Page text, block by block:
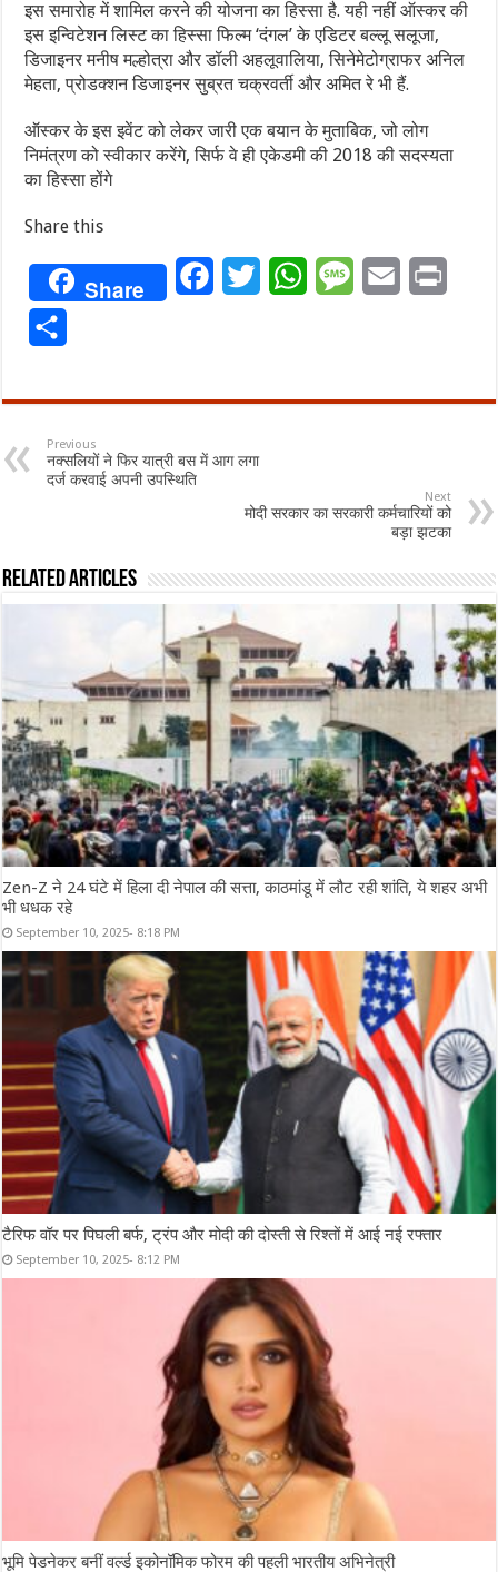
इस समारोह में शामिल करने की योजना का हिस्सा है. यही नहीं ऑस्कर की
इस इन्विटेशन लिस्ट का हिस्सा फिल्म ‘दंगल’ के एडिटर बल्लू सलूजा,
डिजाइनर मनीष मल्होत्रा और डॉली अहलूवालिया, सिनेमेटोग्राफर अनिल
मेहता, प्रोडक्शन डिजाइनर सुब्रत चक्रवर्ती और अमित रे भी हैं.
ऑस्कर के इस इवेंट को लेकर जारी एक बयान के मुताबिक, जो लोग
निमंत्रण को स्वीकार करेंगे, सिर्फ वे ही एकेडमी की 2018 की सदस्यता
का हिस्सा होंगे
Share this
Share FacebookTwitterWhatsAppMessageEmail
Previous
नक्सलियों ने फिर यात्री बस में आग लगा
दर्ज करवाई अपनी उपस्थिति
Next
मोदी सरकार का सरकारी कर्मचारियों को
बड़ा झटका
Related Articles
Zen-Z ने 24 घंटे में हिला दी नेपाल की सत्ता, काठमांडू में लौट रही शांति, ये शहर अभी
भी धधक रहे
September 10, 2025- 8:18 PM
टैरिफ वॉर पर पिघली बर्फ, ट्रंप और मोदी की दोस्ती से रिश्तों में आई नई रफ्तार
September 10, 2025- 8:12 PM
भूमि पेडनेकर बनीं वर्ल्ड इकोनॉमिक फोरम की पहली भारतीय अभिनेत्री